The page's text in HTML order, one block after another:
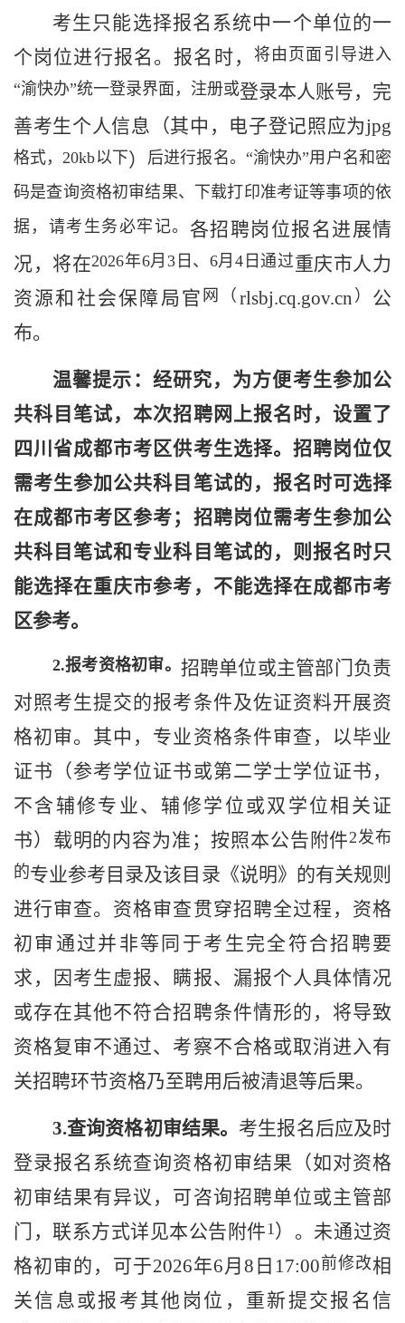
考生 只能选择报名系统中一个单位的一
个岗位进行报名 。报名时，
将由页面引导进入
“渝快办”统一登录界面，注册或登录本人账号，完
善考生个人信息（其中，电子登记照应为jpg
格式，20kb以下 ）
后进行报名。“渝快办”用户名和密
码是查询资格初审结果、下载打印准考证等事项的依
据，请考生务必牢记。 各招聘岗位报名进展情
况，将在2026年6月 3日、 6月4 日通过重庆市人力
资源和社会保障 局官 网（ rlsbj.cq.gov.cn ） 公
布。
温馨提示：经研究，为方便考生参加公
共科目笔试，本次招聘网上报名时，设置了
四川省成都市考区供考生选择。招聘岗位仅
需考生参加公共科目笔试的，报名时可选择
在成都市考区参考；招聘岗位需考生参加公
共科目笔试和专业科目笔试的，则报名时只
能选择在重庆市参考，不能选择在成都市考
区参考。
2.报考资格初审。 招聘单位或主管部门负责
对照考生提交的报考条件及佐证资料开展资
格初审。其中，专业资格条件审查，以毕业
证书（参考学位证书或第二学士学位证书，
不含辅修专业、辅修学位或双学位相关证
书）载明的内容为准；按照本公告附件2发布
的专业参考目录及该目录《说明》的有关规则
进行审查。 资格审查贯穿招聘全过程，资格
初审通过并非等同于考生完全符合招聘要
求，因考生虚报、瞒报、漏报个人具体情况
或存在其他不符合招聘条件情形的，将导致
资格复审不通过、考察不合格或取消进入有
关招聘环节资格乃至聘用后被清退等后果。
3.查询资格初审结果。 考生报名后应及时
登录报名系统查询资格初审结果（如对资格
初审结果有异议 ，可咨询招聘单位或主管部
门 ，联系方式详见本公告附件1）。 未通过资
格初审的 ， 可于2026年6月 8 日 17:00前修改相
关信息或报考其他岗位， 重新提交报名信